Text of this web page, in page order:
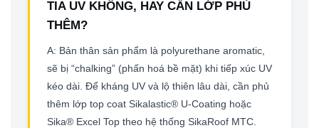
TIA UV KHÔNG, HAY CẦN LỚP PHỦ
THÊM?
A: Bản thân sản phẩm là polyurethane aromatic,
sẽ bị “chalking” (phấn hoá bề mặt) khi tiếp xúc UV
kéo dài. Để kháng UV và lộ thiên lâu dài, cần phủ
thêm lớp top coat Sikalastic® U-Coating hoặc
Sika® Excel Top theo hệ thống SikaRoof MTC.